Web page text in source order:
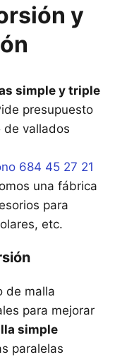
y
simple y triple
presupuesto
de vallados
684 45 27 21
una fábrica
para
etc.
de malla
para mejorar
simple
paralelas